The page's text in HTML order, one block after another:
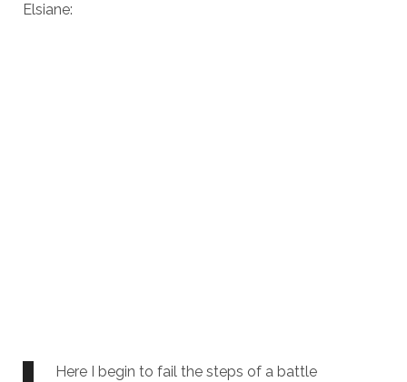
Elsiane:
Here I begin to fail the steps of a battle